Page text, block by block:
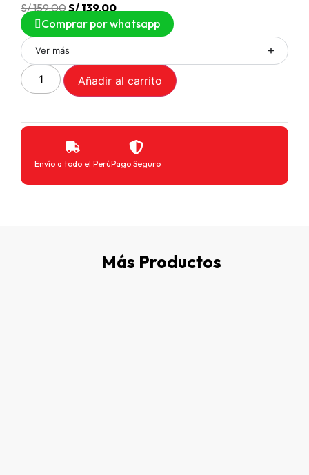
S/159.00S/139.00
Comprar por whatsapp
Ver más
Añadir al carrito
Envío a todo el PerúPago Seguro
Más Productos